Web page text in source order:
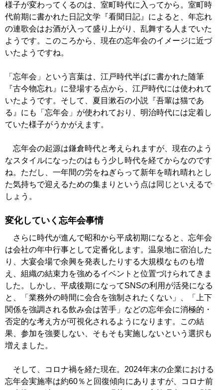
様子が変わってくるのは、室町時代に入ってから。室町時
代前期に書かれた日記文学『看聞日記』によると、年忘れ
の連歌会はお酒が入って盛り上がり、乱舞する人までいた
ようです。このころから、現在の忘年会のイメージに近づ
いたようですね。
「忘年会」という言葉は、江戸時代半ばに書かれた随筆
『古今物忘れ』に登場する点から、江戸時代には使われて
いたようです。そして、夏目漱石の小説『吾輩は猫であ
る』にも「忘年会」が使われており、明治時代には定着し
ていた様子がうかがえます。
忘年会の起源は鎌倉時代と考えられますが、現在のよう
なスタイルになったのはもう少し時代を経てからなのです
ね。ただし、一年間の労をねぎらって新年を晴れ晴れとし
た気持ちで迎えるための集まりという点は同じといえるで
しょう。
変化していく忘年会事情
さらに時代が進んで昭和から平成初期になると、忘年会
は会社の年中行事として定番化します。温泉地に宿泊した
り、大宴会場で余興を発表したりする大規模なものも増
え、組織の結束力を強めるイベントと位置づけられてきま
した。しかし、平成後期になってSNSの利用が活発になる
と、「業務外の時間に会合を強制されたくない」、「上下
関係を強調される飲み会は苦手」などの忘年会に消極的・
否定的な考え方が可視化されるようになります。この結
果、参加を強要しない、そもそも実施しないという選択も
増えました。
そして、コロナ禍を経た現在。2024年末の企業における
忘年会実施率は約60％と回復傾向にありますが、コロナ前